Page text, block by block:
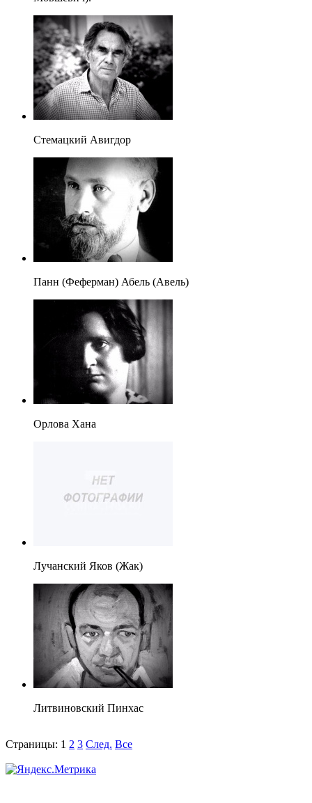
Стемацкий Авигдор
Панн (Феферман) Абель (Авель)
Орлова Хана
Лучанский Яков (Жак)
Литвиновский Пинхас
Страницы: 1 2 3 След. Все